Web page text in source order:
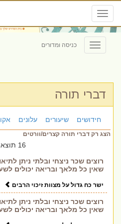
Toggle
navigation
Toggle
navigation
כניסה ומדורים
דברי תורה
חידושים שיעורים עלונים
הצג רק דברי תורה קצרים/וורטים
16 תוצאות
רוצים שכר ניצחי ובלתי ניתן
שאין כל מלאך ובריאה יכולים
ישר כח גדול על מצוות זיכוי הרבים
רוצים שכר ניצחי ובלתי ניתן
שאין כל מלאך ובריאה יכולים